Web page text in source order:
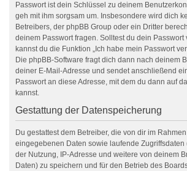
Passwort ist dein Schlüssel zu deinem
geh mit ihm sorgsam um. Insbesondere wird dich
Betreibers, der phpBB Group oder ein Dritter
deinem Passwort fragen. Solltest du dein Passwort
kannst du die Funktion „Ich habe mein Passwort
Die phpBB-Software fragt dich dann nach deinem
deiner E-Mail-Adresse und sendet anschließend
Passwort an diese Adresse, mit dem du dann auf
kannst.
Gestattung der Datenspeicherung
Du gestattest dem Betreiber, die von dir im
eingegebenen Daten sowie laufende Zugriffsdaten
der Nutzung, IP-Adresse und weitere von deinem
Daten) zu speichern und für den Betrieb des